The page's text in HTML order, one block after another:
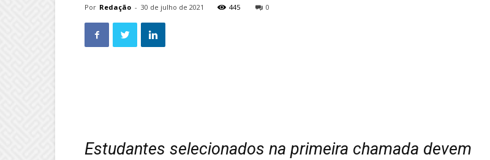
Por Redação - 30 de julho de 2021 445 0
Estudantes selecionados na primeira chamada devem